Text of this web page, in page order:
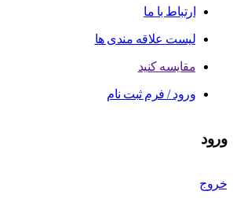
ارتباط با ما
لیست علاقه مندی ها
مقایسه کنید
ورود / فرم ثبت نام
ورود
خروج